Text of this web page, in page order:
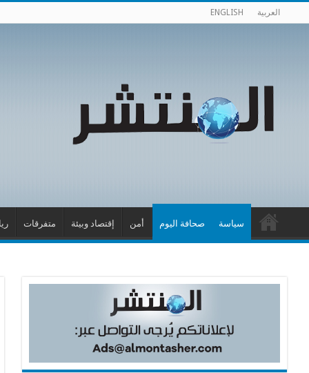
العربية ENGLISH
سياسة صحافة اليوم أمن إقتصاد وبيئة متفرقات